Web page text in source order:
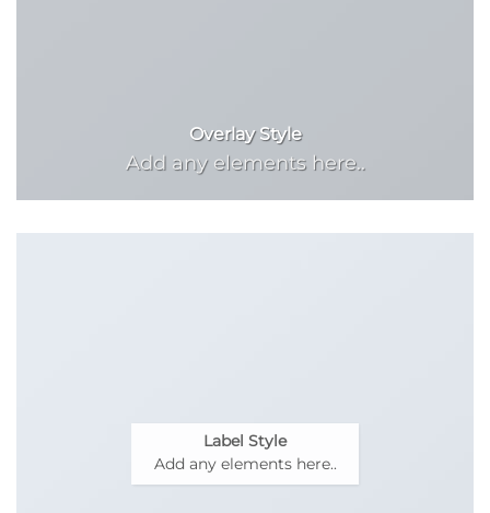
Overlay Style
Add any elements here..
Label Style
Add any elements here..